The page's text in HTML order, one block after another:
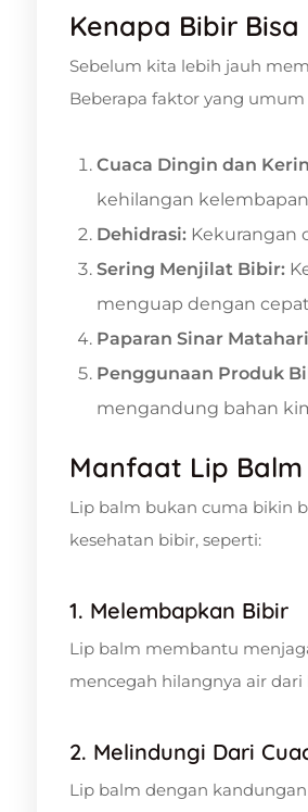
Kenapa Bibir
Sebelum kita lebih jauh
Beberapa faktor yang
Cuaca Dingin dan
kehilangan
Dehidrasi: Kekurangan
Sering Menjilat Bibir:
menguap dengan
Paparan Sinar
Penggunaan Produk
mengandung bahan
Manfaat Lip
Lip balm bukan cuma bikin
kesehatan bibir, seperti:
1. Melembapkan Bibir
Lip balm membantu
mencegah hilangnya air dari
2. Melindungi Dari
Lip balm dengan